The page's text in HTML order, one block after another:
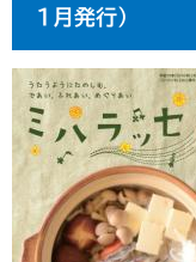
1月発行）